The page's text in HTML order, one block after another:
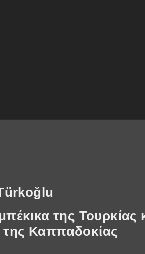
της Τουρκίας
Καππαδοκίας